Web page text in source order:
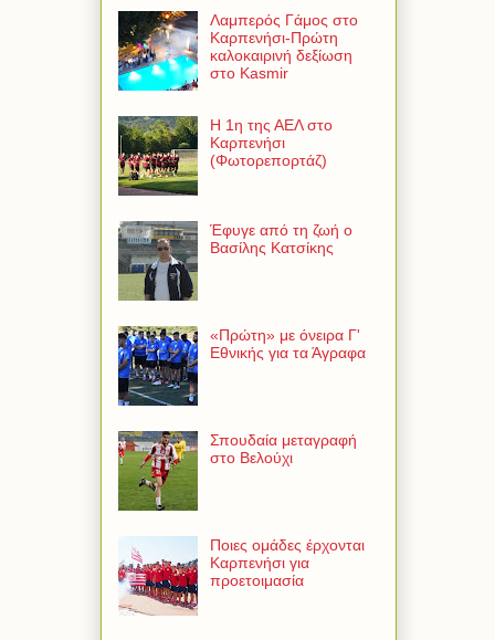
Λαμπερός Γάμος στο
Καρπενήσι-Πρώτη
καλοκαιρινή δεξίωση
στο Kasmir
Η 1η της ΑΕΛ στο
Καρπενήσι
(Φωτορεπορτάζ)
Έφυγε από τη ζωή ο
Βασίλης Κατσίκης
«Πρώτη» με όνειρα Γ'
Εθνικής για τα Άγραφα
Σπουδαία μεταγραφή
στο Βελούχι
Ποιες ομάδες έρχονται
Καρπενήσι για
προετοιμασία